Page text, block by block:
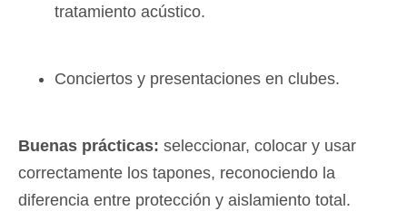
tratamiento acústico.
Conciertos y presentaciones en clubes.
Buenas prácticas: seleccionar, colocar y usar
correctamente los tapones, reconociendo la
diferencia entre protección y aislamiento total.